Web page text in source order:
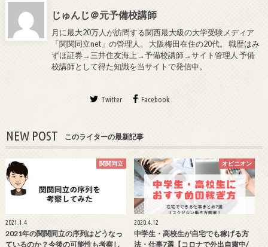
じゅんじ＠元予備校講師
月に最大20万人が訪問する関西最大級の大学受験メディア
「関関同立net」の管理人。 大阪梅田在住の20代。 職歴はみ
ずほ証券→三井住友海上→予備校講師→サイト管理人 予備
校講師として得た知識を当サイトで発信中。
Twitter Facebook
NEW POST このライターの最新記事
関関同立
2021.1.4
2021年の関関同立の序列はどうなっ
ているのか？今後の可能性も考察し
オピニオン
2020.4.12
中学生・高校生が自宅でも稼げる方
法・仕事7選【コロナで外出自粛中/